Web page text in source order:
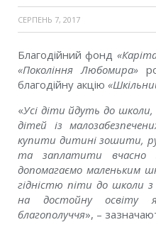
СЕРПЕНЬ 7, 2017
Благодійний фонд
«Покоління Любомира»
благодійну акцію
«Усі діти йдуть до школи,
дітей із
купити дитині зошити,
та заплатити вчасно
допомагаємо маленьким
гідністю піти до школи
на достойну освіту
благополуччя», –